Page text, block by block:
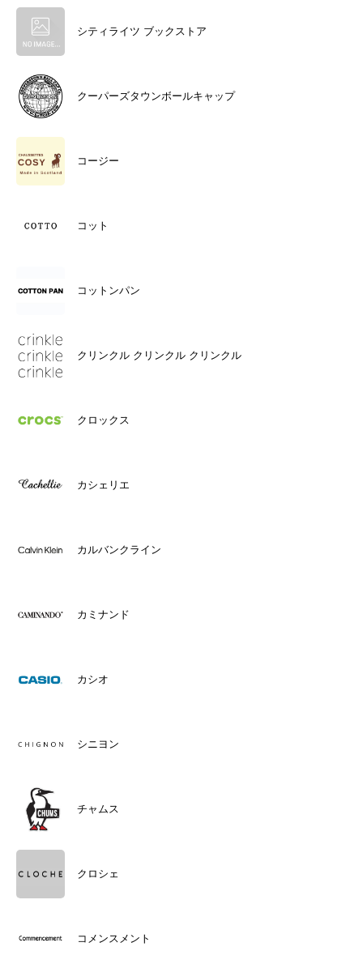
シティライツ ブックストア
クーパーズタウンボールキャップ
コージー
コット
コットンパン
クリンクル クリンクル クリンクル
クロックス
カシェリエ
カルバンクライン
カミナンド
カシオ
シニヨン
チャムス
クロシェ
コメンスメント